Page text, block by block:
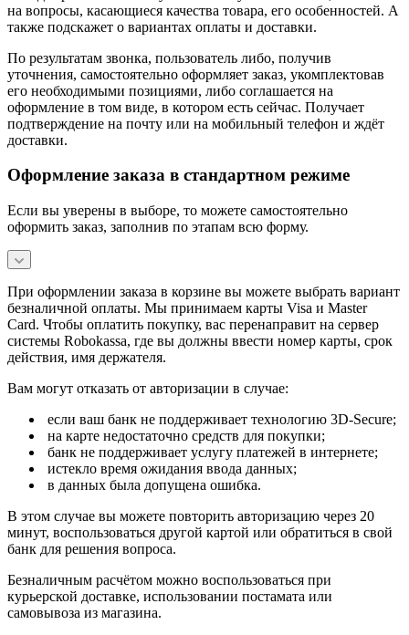
на вопросы, касающиеся качества товара, его особенностей. А
также подскажет о вариантах оплаты и доставки.
По результатам звонка, пользователь либо, получив
уточнения, самостоятельно оформляет заказ, укомплектовав
его необходимыми позициями, либо соглашается на
оформление в том виде, в котором есть сейчас. Получает
подтверждение на почту или на мобильный телефон и ждёт
доставки.
Оформление заказа в стандартном режиме
Если вы уверены в выборе, то можете самостоятельно
оформить заказ, заполнив по этапам всю форму.
При оформлении заказа в корзине вы можете выбрать вариант
безналичной оплаты. Мы принимаем карты Visa и Master
Card. Чтобы оплатить покупку, вас перенаправит на сервер
системы Robokassa, где вы должны ввести номер карты, срок
действия, имя держателя.
Вам могут отказать от авторизации в случае:
если ваш банк не поддерживает технологию 3D-Secure;
на карте недостаточно средств для покупки;
банк не поддерживает услугу платежей в интернете;
истекло время ожидания ввода данных;
в данных была допущена ошибка.
В этом случае вы можете повторить авторизацию через 20
минут, воспользоваться другой картой или обратиться в свой
банк для решения вопроса.
Безналичным расчётом можно воспользоваться при
курьерской доставке, использовании постамата или
самовывоза из магазина.